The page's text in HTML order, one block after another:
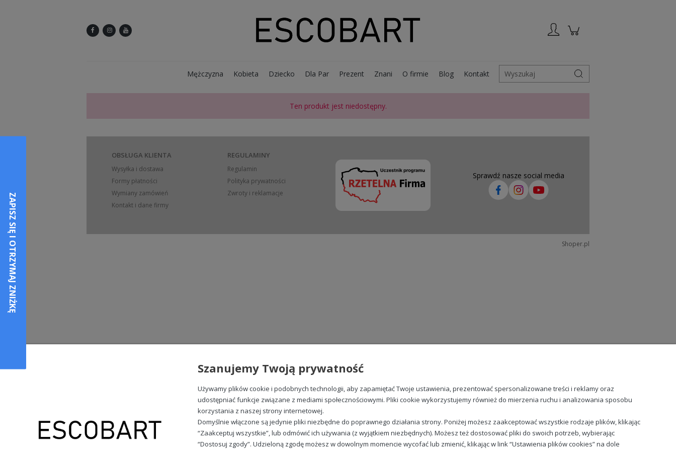
Mężczyzna Kobieta Dziecko Dla Par Prezent Znani O firmie Blog Kontakt Wyszukaj
Ten produkt jest niedostępny.
OBSŁUGA KLIENTA
Wysyłka i dostawa
Formy płatności
Wymiany zamówień
Kontakt i dane firmy
REGULAMINY
Regulamin
Polityka prywatności
Zwroty i reklamacje
Sprawdź nasze social media
Shoper.pl
Szanujemy Twoją prywatność
Używamy plików cookie i podobnych technologii, aby zapamiętać Twoje ustawienia, prezentować spersonalizowane treści i reklamy oraz
udostępniać funkcje związane z mediami społecznościowymi. Pliki cookie wykorzystujemy również do mierzenia ruchu i analizowania sposobu
korzystania z naszej strony internetowej.
Domyślnie włączone są jedynie pliki niezbędne do poprawnego działania strony. Poniżej możesz zaakceptować wszystkie rodzaje plików, klikając
“Zaakceptuj wszystkie”, lub odmówić ich używania (z wyjątkiem niezbędnych). Możesz też dostosować pliki do swoich potrzeb, wybierając
“Dostosuj zgody”. Udzieloną zgodę możesz w dowolnym momencie wycofać lub zmienić, klikając w link “Ustawienia plików cookies” na dole